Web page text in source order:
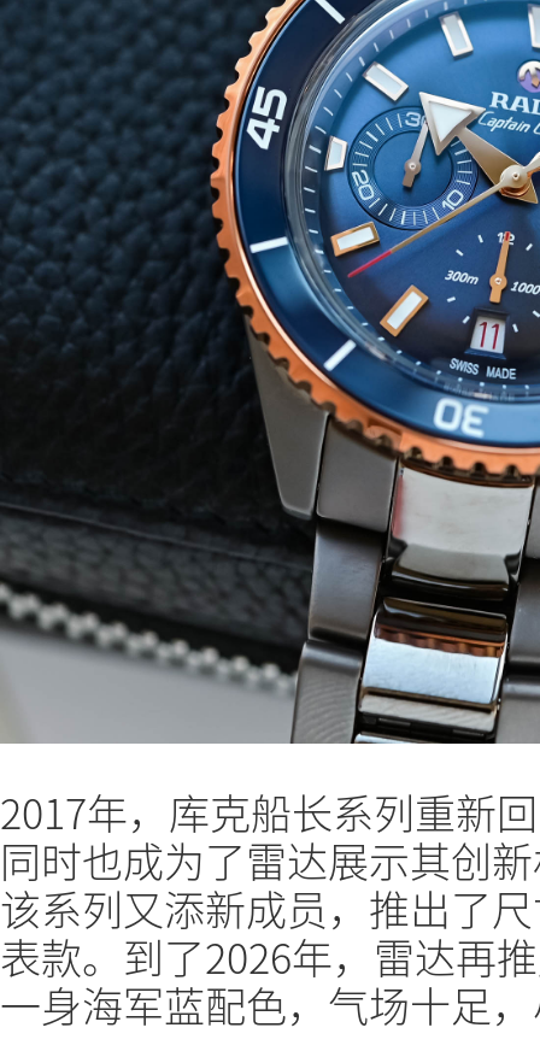
2017年，库克船长系列重新
同时也成为了雷达展示其创
该系列又添新成员，推出了
表款。到了2026年，雷达再
一身海军蓝配色，气场十足